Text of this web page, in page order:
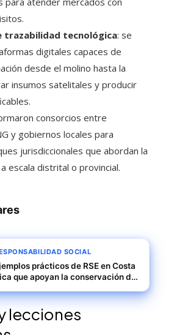
trazabilidad tecnológica: se
digitales capaces de
desde el molino hasta la
insumos satelitales y producir
consorcios entre
y gobiernos locales para
jurisdiccionales que abordan la
escala distrital o provincial.
SOCIAL
prácticos de RSE en Costa
que apoyan la conservación de
lecciones